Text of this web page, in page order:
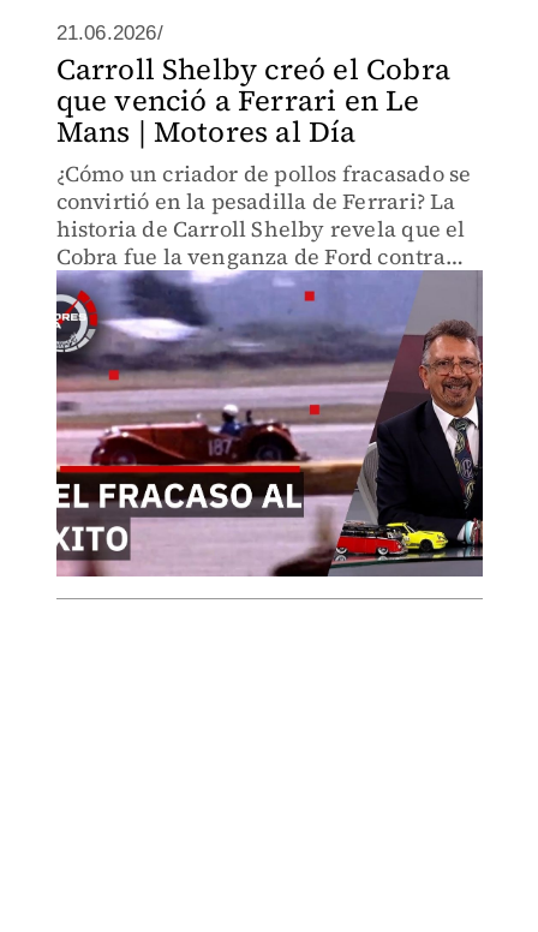
21.06.2026/
Carroll Shelby creó el Cobra
que venció a Ferrari en Le
Mans | Motores al Día
¿Cómo un criador de pollos fracasado se
convirtió en la pesadilla de Ferrari? La
historia de Carroll Shelby revela que el
Cobra fue la venganza de Ford contra
Enzo. El duelo que cambió el
automovilismo para siempre.